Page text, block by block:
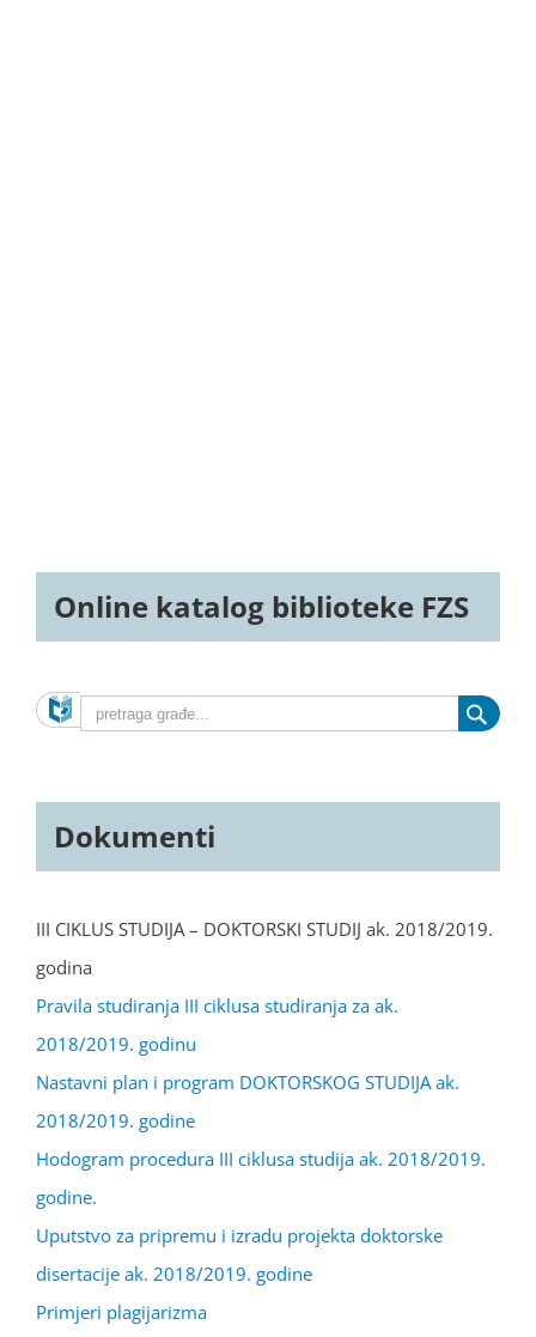
Online katalog biblioteke FZS
Dokumenti
III CIKLUS STUDIJA – DOKTORSKI STUDIJ ak. 2018/2019.
godina
Pravila studiranja III ciklusa studiranja za ak.
2018/2019. godinu
Nastavni plan i program DOKTORSKOG STUDIJA ak.
2018/2019. godine
Hodogram procedura III ciklusa studija ak. 2018/2019.
godine.
Uputstvo za pripremu i izradu projekta doktorske
disertacije ak. 2018/2019. godine
Primjeri plagijarizma